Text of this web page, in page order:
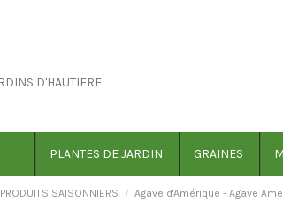
PLANTES DE JARDIN GRAINES
PRODUITS SAISONNIERS Agave d'Amérique - Agave